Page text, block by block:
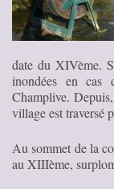
date du XIVème.
inondées en cas
Champlive.
village est traversé
Au sommet de la
au XIIIème,